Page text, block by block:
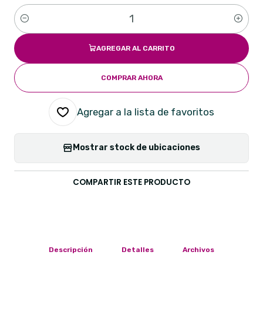
Cantidad
AGREGAR AL CARRITO
COMPRAR AHORA
Agregar a la lista de favoritos
Mostrar stock de ubicaciones
COMPARTIR ESTE PRODUCTO
Descripción Detalles Archivos